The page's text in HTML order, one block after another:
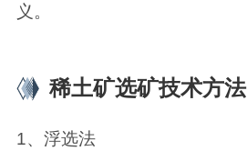
义。
稀土矿选矿技术方法
1、浮选法